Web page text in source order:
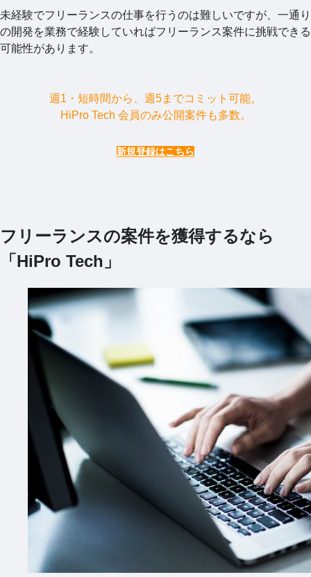
未経験でフリーランスの仕事を行うのは難しいですが、一通り
の開発を業務で経験していればフリーランス案件に挑戦できる
可能性があります。
週1・短時間から、週5までコミット可能。
HiPro Tech 会員のみ公開案件も多数。
新規登録はこちら
フリーランスの案件を獲得するなら
「HiPro Tech」